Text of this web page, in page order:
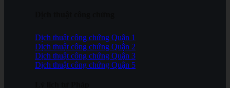
Dịch thuật công chứng Quận 1
Dịch thuật công chứng Quận 2
Dịch thuật công chứng Quận 3
Dịch thuật công chứng Quận 5